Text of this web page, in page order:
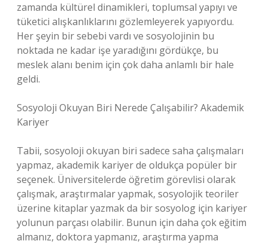
zamanda kültürel dinamikleri, toplumsal yapıyı ve
tüketici alışkanlıklarını gözlemleyerek yapıyordu.
Her şeyin bir sebebi vardı ve sosyolojinin bu
noktada ne kadar işe yaradığını gördükçe, bu
meslek alanı benim için çok daha anlamlı bir hale
geldi.
Sosyoloji Okuyan Biri Nerede Çalışabilir? Akademik
Kariyer
Tabii, sosyoloji okuyan biri sadece saha çalışmaları
yapmaz, akademik kariyer de oldukça popüler bir
seçenek. Üniversitelerde öğretim görevlisi olarak
çalışmak, araştırmalar yapmak, sosyolojik teoriler
üzerine kitaplar yazmak da bir sosyolog için kariyer
yolunun parçası olabilir. Bunun için daha çok eğitim
almanız, doktora yapmanız, araştırma yapma